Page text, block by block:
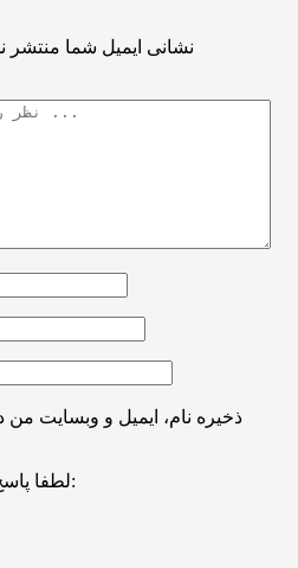
نشانی ایمیل شما منتشر
ذخیره نام، ایمیل و وبسایت
لطفا پاسخ را به عدد انگلیسی وارد کنید: